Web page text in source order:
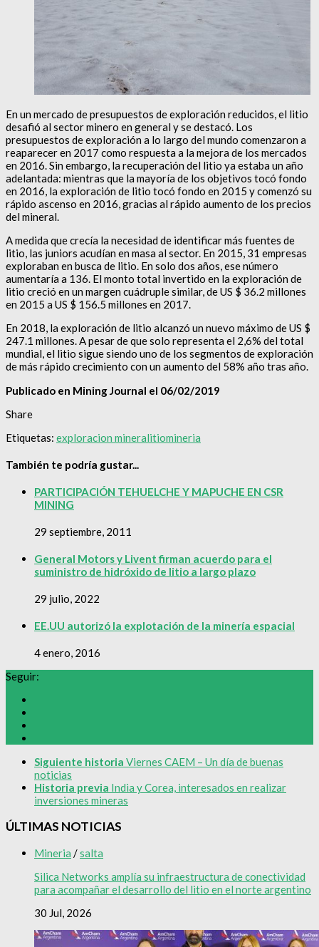
En un mercado de presupuestos de exploración reducidos, el litio
desafió al sector minero en general y se destacó. Los
presupuestos de exploración a lo largo del mundo comenzaron a
reaparecer en 2017 como respuesta a la mejora de los mercados
en 2016. Sin embargo, la recuperación del litio ya estaba un año
adelantada: mientras que la mayoría de los objetivos tocó fondo
en 2016, la exploración de litio tocó fondo en 2015 y comenzó su
rápido ascenso en 2016, gracias al rápido aumento de los precios
del mineral.
A medida que crecía la necesidad de identificar más fuentes de
litio, las juniors acudían en masa al sector. En 2015, 31 empresas
exploraban en busca de litio. En solo dos años, ese número
aumentaría a 136. El monto total invertido en la exploración de
litio creció en un margen cuádruple similar, de US $ 36.2 millones
en 2015 a US $ 156.5 millones en 2017.
En 2018, la exploración de litio alcanzó un nuevo máximo de US $
247.1 millones. A pesar de que solo representa el 2,6% del total
mundial, el litio sigue siendo uno de los segmentos de exploración
de más rápido crecimiento con un aumento del 58% año tras año.
Publicado en Mining Journal el 06/02/2019
Share
Etiquetas: exploracion mineralitiomineria
También te podría gustar...
PARTICIPACIÓN TEHUELCHE Y MAPUCHE EN CSR
MINING
29 septiembre, 2011
General Motors y Livent firman acuerdo para el
suministro de hidróxido de litio a largo plazo
29 julio, 2022
EE.UU autorizó la explotación de la minería espacial
4 enero, 2016
Seguir:
Siguiente historia Viernes CAEM – Un día de buenas
noticias
Historia previa India y Corea, interesados en realizar
inversiones mineras
ÚLTIMAS NOTICIAS
Mineria /salta
Silica Networks amplía su infraestructura de conectividad
para acompañar el desarrollo del litio en el norte argentino
30 Jul, 2026